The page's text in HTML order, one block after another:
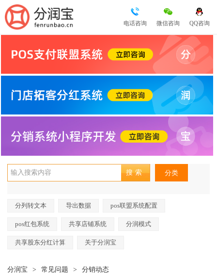
QQ咨询
微信咨询
电话咨询
分类
分列转文本 导出数据 pos联盟系统配置
pos红包系统 共享店铺系统 分润模式
共享股东分红计算 关于分润宝
分润宝 > 常见问题 > 分销动态